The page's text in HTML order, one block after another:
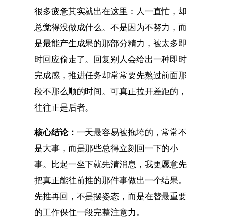
很多疲惫其实就出在这里：人一直忙，却
总觉得没做成什么。不是因为不努力，而
是最能产生成果的那部分精力，被太多即
时回应偷走了。回复别人会给出一种即时
完成感，推进任务却常常要先熬过前面那
段不那么顺的时间。可真正拉开差距的，
往往正是后者。
核心结论： 一天最容易被拖垮的，常常不
是大事，而是那些总得立刻回一下的小
事。比起一坐下就先清消息，我更愿意先
把真正能往前推的那件事做出一个结果。
先推再回，不是摆姿态，而是在替最重要
的工作保住一段完整注意力。